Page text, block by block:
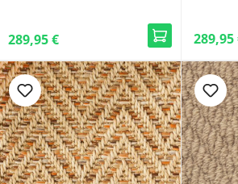
289,95 € 289,95